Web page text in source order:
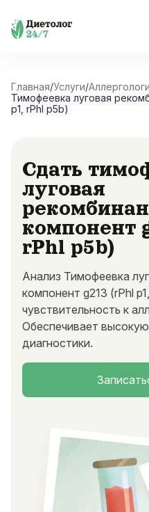
Skip
Главная/Услуги/
Тимофеевка луговая
p1, rPhl p5b)
Сдать
луговая
компонент
rPhl p5b)
Анализ Тимофеевка
компонент g213 (rPhl
чувствительность к
Обеспечивает
диагностики.